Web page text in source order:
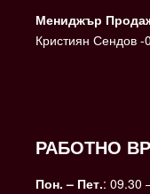
Мениджър
Кристиян Сендов
РАБОТНО
Пон. – Пет.: 09.30